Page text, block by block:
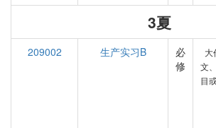
3夏
209002 生产实习B
必
修
大
文
目